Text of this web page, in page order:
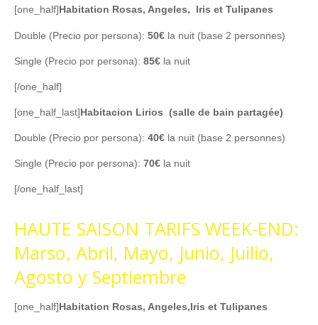
[one_half]Habitation Rosas, Angeles, Iris et Tulipanes
Double (Precio por persona): 50€ la nuit (base 2 personnes)
Single (Precio por persona): 85€ la nuit
[/one_half]
[one_half_last]Habitacion Lirios (salle de bain partagée)
Double (Precio por persona): 40€ la nuit (base 2 personnes)
Single (Precio por persona): 70€ la nuit
[/one_half_last]
HAUTE SAISON TARIFS WEEK-END:
Marso, Abril, Mayo, Junio, Juilio,
Agosto y Septiembre
[one_half]Habitation Rosas, Angeles,Iris et Tulipanes